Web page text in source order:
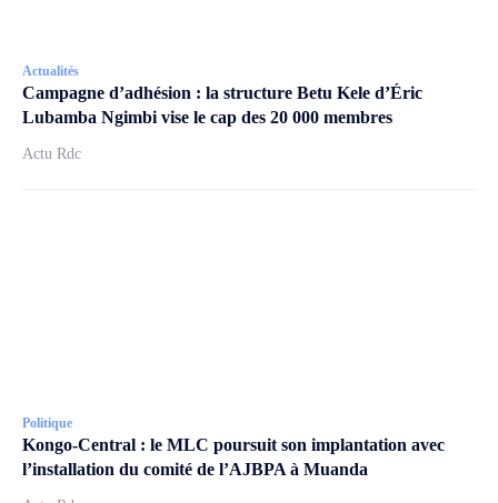
Actualités
Campagne d’adhésion : la structure Betu Kele d’Éric
Lubamba Ngimbi vise le cap des 20 000 membres
Actu Rdc
Politique
Kongo-Central : le MLC poursuit son implantation avec
l’installation du comité de l’AJBPA à Muanda